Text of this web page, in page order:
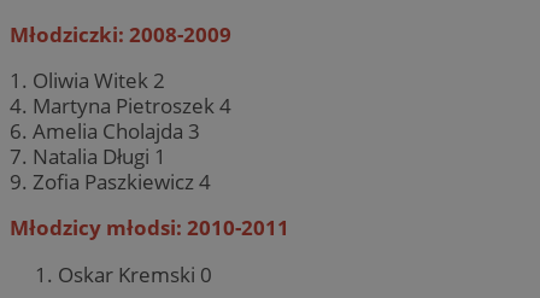
Młodziczki: 2008-2009
1. Oliwia Witek 2
4. Martyna Pietroszek 4
6. Amelia Cholajda 3
7. Natalia Długi 1
9. Zofia Paszkiewicz 4
Młodzicy młodsi: 2010-2011
Oskar Kremski 0